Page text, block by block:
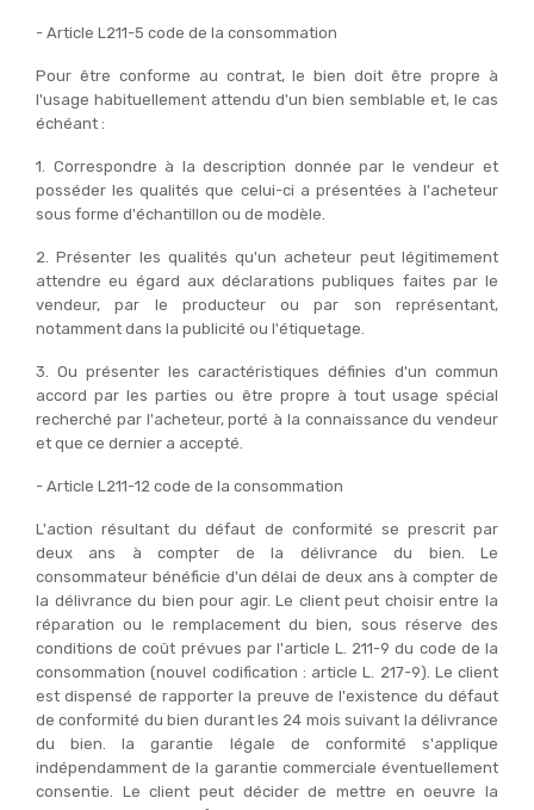
- Article L211-5 code de la consommation
Pour être conforme au contrat, le bien doit être propre à
l'usage habituellement attendu d'un bien semblable et, le cas
échéant :
1. Correspondre à la description donnée par le vendeur et
posséder les qualités que celui-ci a présentées à l'acheteur
sous forme d'échantillon ou de modèle.
2. Présenter les qualités qu'un acheteur peut légitimement
attendre eu égard aux déclarations publiques faites par le
vendeur, par le producteur ou par son représentant,
notamment dans la publicité ou l'étiquetage.
3. Ou présenter les caractéristiques définies d'un commun
accord par les parties ou être propre à tout usage spécial
recherché par l'acheteur, porté à la connaissance du vendeur
et que ce dernier a accepté.
- Article L211-12 code de la consommation
L'action résultant du défaut de conformité se prescrit par
deux ans à compter de la délivrance du bien. Le
consommateur bénéficie d'un délai de deux ans à compter de
la délivrance du bien pour agir. Le client peut choisir entre la
réparation ou le remplacement du bien, sous réserve des
conditions de coût prévues par l'article L. 211-9 du code de la
consommation (nouvel codification : article L. 217-9). Le client
est dispensé de rapporter la preuve de l'existence du défaut
de conformité du bien durant les 24 mois suivant la délivrance
du bien. la garantie légale de conformité s'applique
indépendamment de la garantie commerciale éventuellement
consentie. Le client peut décider de mettre en oeuvre la